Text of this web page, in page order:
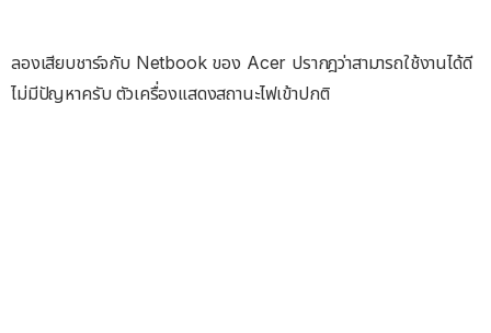
ลองเสียบชาร์จกับ Netbook ของ Acer ปรากฎว่าสามารถใช้งานได้ดี
ไม่มีปัญหาครับ ตัวเครื่องแสดงสถานะไฟเข้าปกติ